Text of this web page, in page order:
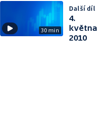
30 min
Další díl
4.
května
2010